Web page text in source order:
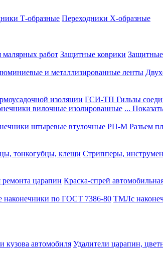
Т-образные Переходники Х-образные
малярных работ Защитные коврики
и металлизированные ленты
изоляции ГСИ-ТП Гильзы
вилочные изолированные ...
штыревые втулочные РП-М Разъем
тонкогубцы, клещи Стрипперы,
царапин Краска-спрей
по ГОСТ 7386-80 ТМЛс
кузова автомобиля Удалители царапин,